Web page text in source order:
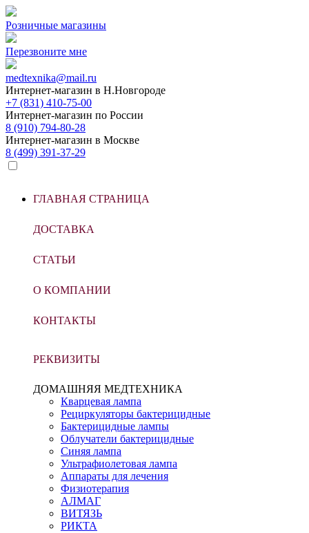
Розничные магазины
Перезвоните мне
medtexnika@mail.ru
Интернет-магазин в Н.Новгороде
+7 (831) 410-75-00
Интернет-магазин по России
8 (910) 794-80-28
Интернет-магазин в Москве
8 (499) 391-37-29
ГЛАВНАЯ СТРАНИЦА
ДОСТАВКА
СТАТЬИ
О КОМПАНИИ
КОНТАКТЫ
РЕКВИЗИТЫ
ДОМАШНЯЯ МЕДТЕХНИКА
Кварцевая лампа
Рециркуляторы бактерицидные
Бактерицидные лампы
Облучатели бактерицидные
Синяя лампа
Ультрафиолетовая лампа
Аппараты для лечения
Физиотерапия
АЛМАГ
ВИТЯЗЬ
РИКТА